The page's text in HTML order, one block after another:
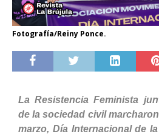
Fotografía/Reiny Ponce.
La Resistencia Feminista
de la sociedad civil
marzo, Día Internacional de